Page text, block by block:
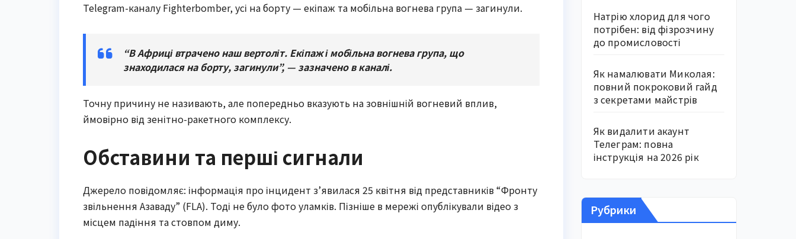
Telegram-каналу Fighterbomber, усі на борту — екіпаж та мобільна вогнева група — загинули.
“В Африці втрачено наш вертоліт. Екіпаж і мобільна вогнева група, що
знаходилася на борту, загинули”, — зазначено в каналі.
Точну причину не називають, але попередньо вказують на зовнішній вогневий вплив,
ймовірно від зенітно-ракетного комплексу.
Обставини та перші сигнали
Джерело повідомляє: інформація про інцидент з’явилася 25 квітня від представників “Фронту
звільнення Азаваду” (FLA). Тоді не було фото уламків. Пізніше в мережі опублікували відео з
місцем падіння та стовпом диму.
Натрію хлорид для чого
потрібен: від фізрозчину
до промисловості
Як намалювати Миколая:
повний покроковий гайд
з секретами майстрів
Як видалити акаунт
Телеграм: повна
інструкція на 2026 рік
Рубрики